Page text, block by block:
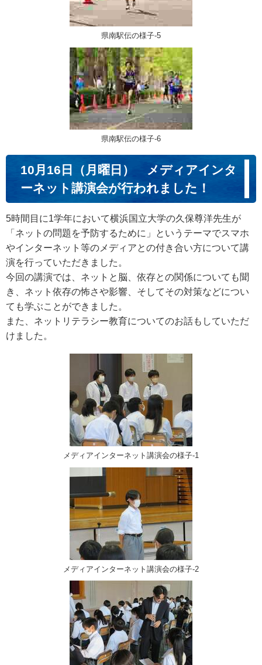
県南駅伝の様子-5
県南駅伝の様子-6
10月16日（月曜日） メディアインタ
ーネット講演会が行われました！
5時間目に1学年において横浜国立大学の久保尊洋先生が
「ネットの問題を予防するために」というテーマでスマホ
やインターネット等のメディアとの付き合い方について講
演を行っていただきました。
今回の講演では、ネットと脳、依存との関係についても聞
き、ネット依存の怖さや影響、そしてその対策などについ
ても学ぶことができました。
また、ネットリテラシー教育についてのお話もしていただ
けました。
メディアインターネット講演会の様子‐1
メディアインターネット講演会の様子‐2